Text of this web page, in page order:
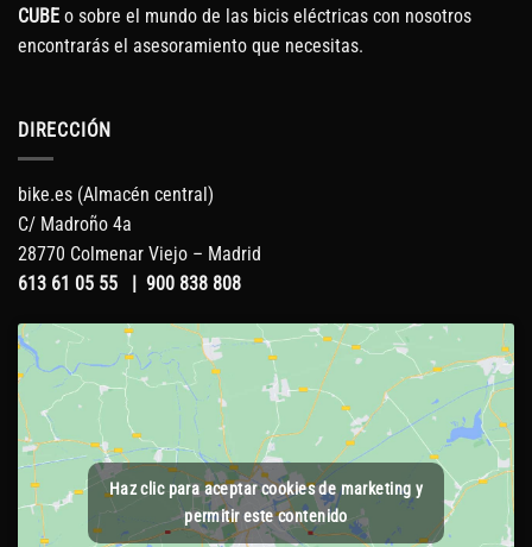
CUBE o sobre el mundo de las bicis eléctricas con nosotros
encontrarás el asesoramiento que necesitas.
DIRECCIÓN
bike.es (Almacén central)
C/ Madroño 4a
28770 Colmenar Viejo – Madrid
613 61 05 55
900 838 808
Haz clic para aceptar cookies de marketing y
permitir este contenido